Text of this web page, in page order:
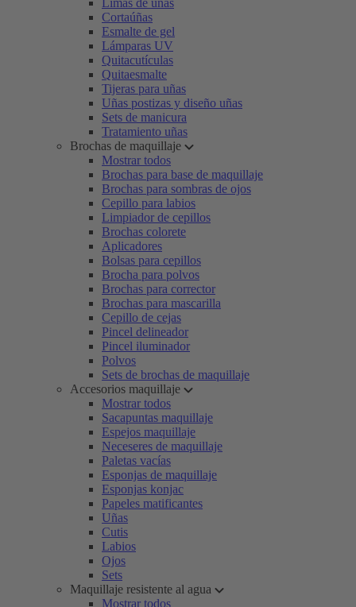
Limas de uñas
Cortaúñas
Esmalte de gel
Lámparas UV
Quitacutículas
Quitaesmalte
Tijeras para uñas
Uñas postizas y diseño uñas
Sets de manicura
Tratamiento uñas
Brochas de maquillaje
Mostrar todos
Brochas para base de maquillaje
Brochas para sombras de ojos
Cepillo para labios
Limpiador de cepillos
Brochas colorete
Aplicadores
Bolsas para cepillos
Brocha para polvos
Brochas para corrector
Brochas para mascarilla
Cepillo de cejas
Pincel delineador
Pincel iluminador
Polvos
Sets de brochas de maquillaje
Accesorios maquillaje
Mostrar todos
Sacapuntas maquillaje
Espejos maquillaje
Neceseres de maquillaje
Paletas vacías
Esponjas de maquillaje
Esponjas konjac
Papeles matificantes
Uñas
Cutis
Labios
Ojos
Sets
Maquillaje resistente al agua
Mostrar todos